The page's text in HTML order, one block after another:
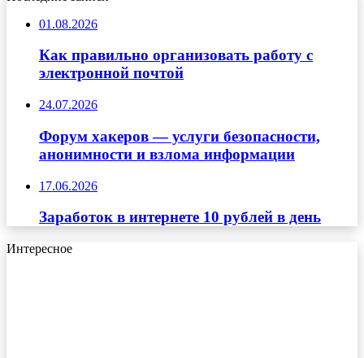
01.08.2026
Как правильно организовать работу с
электронной почтой
24.07.2026
Форум хакеров — услуги безопасности,
анонимности и взлома информации
17.06.2026
Заработок в интернете 10 рублей в день
Интересное